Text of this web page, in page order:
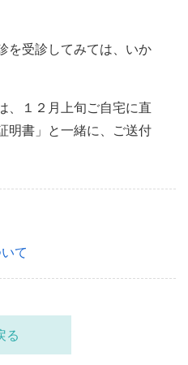
を受診してみては、いか
、１２月上旬ご自宅に直
明書」と一緒に、ご送付
て
る